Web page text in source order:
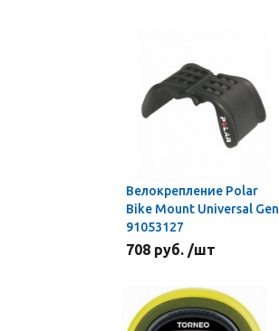
Велокрепление Polar
Bike Mount Universal Gen
91053127
708 руб. /шт